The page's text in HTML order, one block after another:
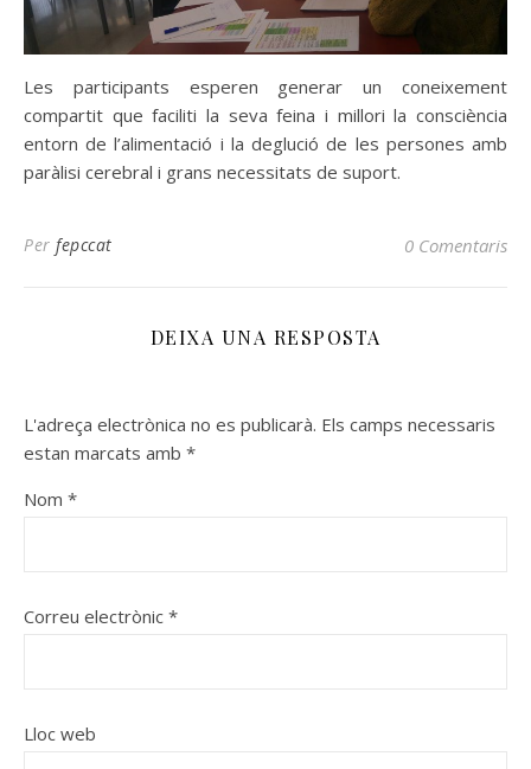
Les participants esperen generar un coneixement
compartit que faciliti la seva feina i millori la consciència
entorn de l’alimentació i la deglució de les persones amb
paràlisi cerebral i grans necessitats de suport.
Per fepccat 0 Comentaris
DEIXA UNA RESPOSTA
L'adreça electrònica no es publicarà. Els camps necessaris
estan marcats amb *
Nom *
Correu electrònic *
Lloc web